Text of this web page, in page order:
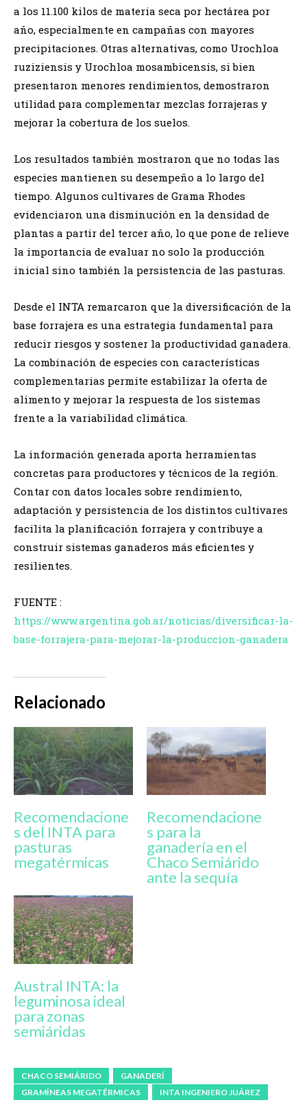
a los 11.100 kilos de materia seca por hectárea por
año, especialmente en campañas con mayores
precipitaciones. Otras alternativas, como Urochloa
ruziziensis y Urochloa mosambicensis, si bien
presentaron menores rendimientos, demostraron
utilidad para complementar mezclas forrajeras y
mejorar la cobertura de los suelos.
Los resultados también mostraron que no todas las
especies mantienen su desempeño a lo largo del
tiempo. Algunos cultivares de Grama Rhodes
evidenciaron una disminución en la densidad de
plantas a partir del tercer año, lo que pone de relieve
la importancia de evaluar no solo la producción
inicial sino también la persistencia de las pasturas.
Desde el INTA remarcaron que la diversificación de la
base forrajera es una estrategia fundamental para
reducir riesgos y sostener la productividad ganadera.
La combinación de especies con características
complementarias permite estabilizar la oferta de
alimento y mejorar la respuesta de los sistemas
frente a la variabilidad climática.
La información generada aporta herramientas
concretas para productores y técnicos de la región.
Contar con datos locales sobre rendimiento,
adaptación y persistencia de los distintos cultivares
facilita la planificación forrajera y contribuye a
construir sistemas ganaderos más eficientes y
resilientes.
FUENTE :
https://www.argentina.gob.ar/noticias/diversificar-la-
base-forrajera-para-mejorar-la-produccion-ganadera
Relacionado
Recomendacione
s del INTA para
pasturas
megatérmicas
Recomendacione
s para la
ganadería en el
Chaco Semiárido
ante la sequía
Austral INTA: la
leguminosa ideal
para zonas
semiáridas
CHACO SEMIÁRIDO
GANADERÍ
GRAMÍNEAS MEGATÉRMICAS
INTA INGENIERO JUÁREZ